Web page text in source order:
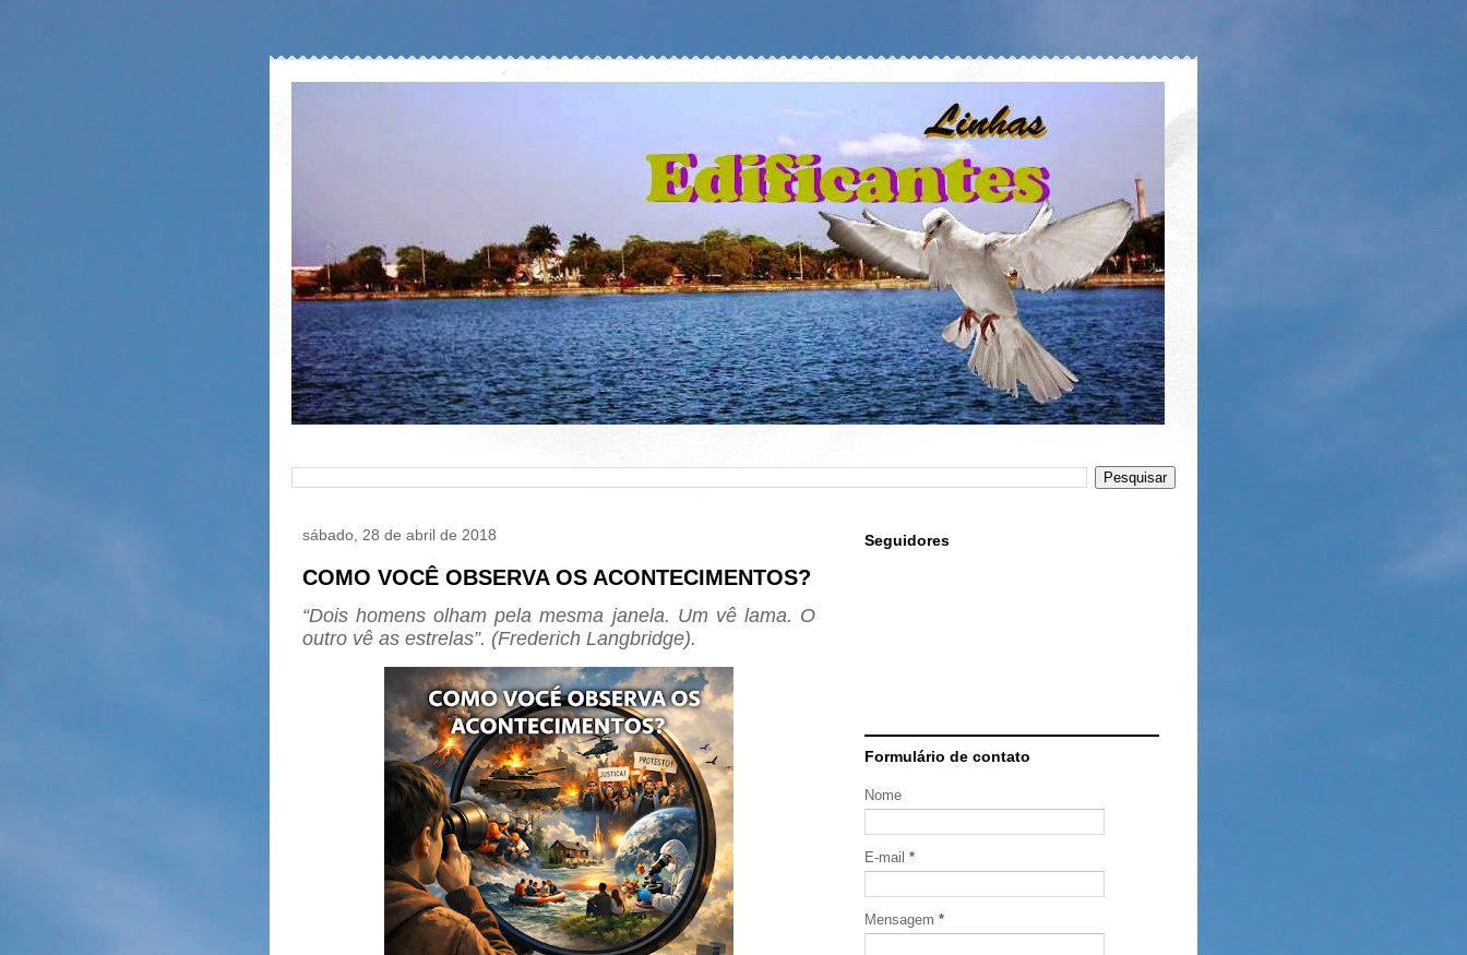
sábado, 28 de abril de 2018
COMO VOCÊ OBSERVA OS ACONTECIMENTOS?
“Dois homens olham pela mesma janela. Um vê lama. O
outro vê as estrelas”. (Frederich Langbridge).
Seguidores
Formulário de contato
Nome
E-mail *
Mensagem *